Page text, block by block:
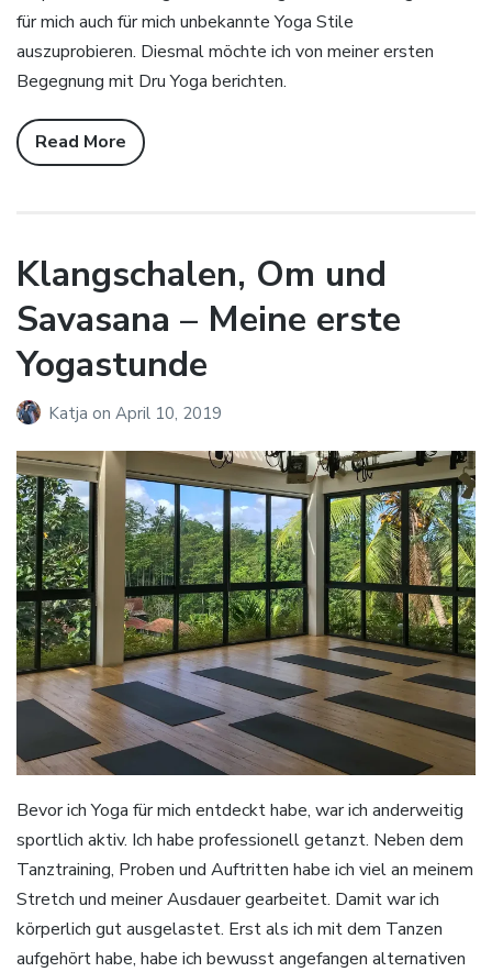
für mich auch für mich unbekannte Yoga Stile
auszuprobieren. Diesmal möchte ich von meiner ersten
Begegnung mit Dru Yoga berichten.
Read More
Klangschalen, Om und
Savasana – Meine erste
Yogastunde
Katja on April 10, 2019
Bevor ich Yoga für mich entdeckt habe, war ich anderweitig
sportlich aktiv. Ich habe professionell getanzt. Neben dem
Tanztraining, Proben und Auftritten habe ich viel an meinem
Stretch und meiner Ausdauer gearbeitet. Damit war ich
körperlich gut ausgelastet. Erst als ich mit dem Tanzen
aufgehört habe, habe ich bewusst angefangen alternativen